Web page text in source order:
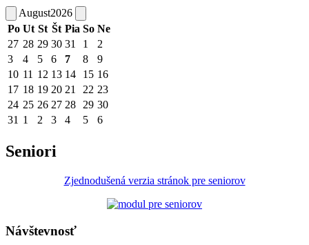
August2026
Po Ut St Št Pia So Ne
27 28 29 30 31 1
2
3
4 5 6 7 8
9
10 11 12 13 14 15 16
17 18 19 20 21 22 23
24 25 26 27 28 29 30
31 1 2 3 4 5 6
Seniori
Zjednodušená verzia stránok pre seniorov
Návštevnosť